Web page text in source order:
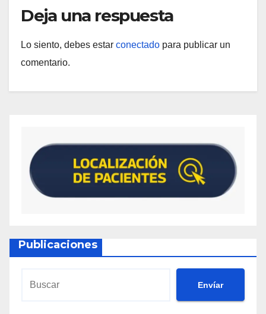
Deja una respuesta
Lo siento, debes estar conectado para publicar un
comentario.
Publicaciones
Envíar